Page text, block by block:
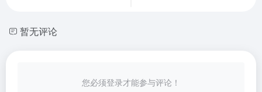
暂无评论
您必须登录才能参与评论！